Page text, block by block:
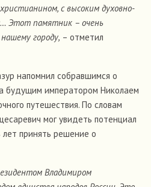
с высоким духовно-
Этот памятник – очень
городу, – отметил
напомнил собравшимся о
будущим императором Николаем
путешествия. По словам
мог увидеть потенциал
лет принять решение о
Владимиром